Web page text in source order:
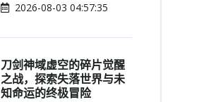
2026-08-03 04:57:35
刀剑神域虚空的碎片觉醒
之战，探索失落世界与未
知命运的终极冒险